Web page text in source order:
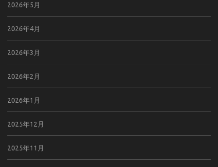
2026年5月
2026年4月
2026年3月
2026年2月
2026年1月
2025年12月
2025年11月